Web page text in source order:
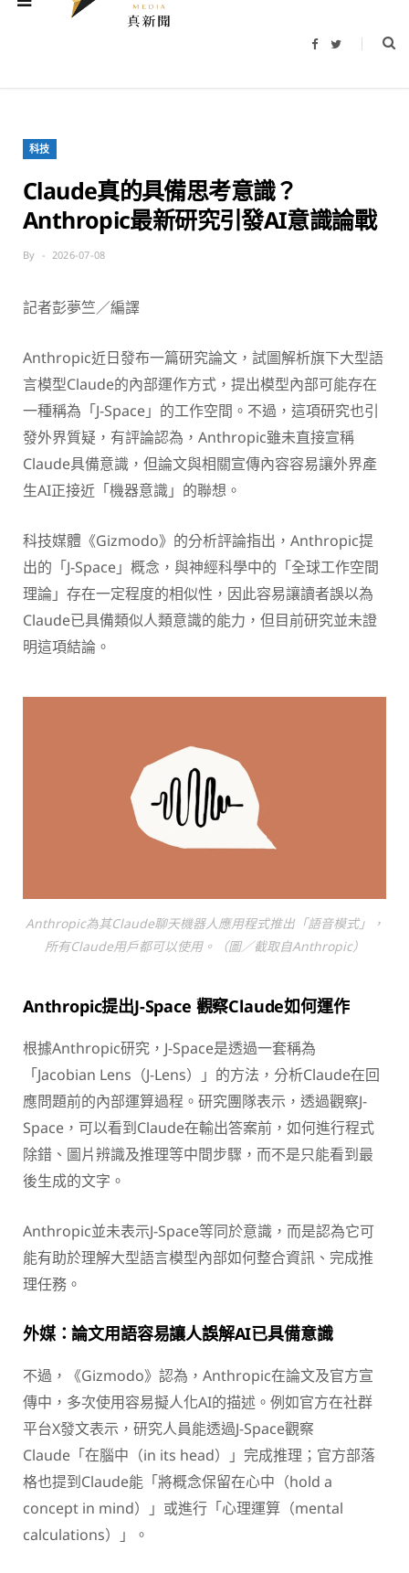
F
b
T
t
科技
Claude真的具備思考意識？
Anthropic最新研究引發AI意識論戰
By 2026-07-08
記者彭夢竺／編譯
Anthropic近日發布一篇研究論文，試圖解析旗下大型語
言模型Claude的內部運作方式，提出模型內部可能存在
一種稱為「J-Space」的工作空間。不過，這項研究也引
發外界質疑，有評論認為，Anthropic雖未直接宣稱
Claude具備意識，但論文與相關宣傳內容容易讓外界產
生AI正接近「機器意識」的聯想。
科技媒體《Gizmodo》的分析評論指出，Anthropic提
出的「J-Space」概念，與神經科學中的「全球工作空間
理論」存在一定程度的相似性，因此容易讓讀者誤以為
Claude已具備類似人類意識的能力，但目前研究並未證
明這項結論。
Anthropic為其Claude聊天機器人應用程式推出「語音模式」，
所有Claude用戶都可以使用。（圖／截取自Anthropic）
Anthropic提出J-Space 觀察Claude如何運作
根據Anthropic研究，J-Space是透過一套稱為
「Jacobian Lens（J-Lens）」的方法，分析Claude在回
應問題前的內部運算過程。研究團隊表示，透過觀察J-
Space，可以看到Claude在輸出答案前，如何進行程式
除錯、圖片辨識及推理等中間步驟，而不是只能看到最
後生成的文字。
Anthropic並未表示J-Space等同於意識，而是認為它可
能有助於理解大型語言模型內部如何整合資訊、完成推
理任務。
外媒：論文用語容易讓人誤解AI已具備意識
不過，《Gizmodo》認為，Anthropic在論文及官方宣
傳中，多次使用容易擬人化AI的描述。例如官方在社群
平台X發文表示，研究人員能透過J-Space觀察
Claude「在腦中（in its head）」完成推理；官方部落
格也提到Claude能「將概念保留在心中（hold a
concept in mind）」或進行「心理運算（mental
calculations）」。